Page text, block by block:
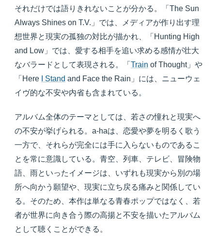
それだけでは語りきれないことが分かる。「The Sun
Always Shines on T.V.」では、メディアが作り出す理
想世界と現実の孤独の対比が描かれ、「Hunting High
and Low」では、愛する相手を追い求める感情が壮大
なバラードとして表現される。「 Train of Thought」や
「Here
I Stand and Face the Rain」には、ニューウェ
イヴ的な不安や内省も含まれている。
アルバム全体のテーマとしては、若さの憧れと現実へ
の不安が挙げられる。a-haは、恋愛や夢を明るく歌う
一方で、それらが完全には手に入らないものであるこ
とを常に意識している。青空、列車、テレビ、冒険物
語、雨といったイメージは、いずれも現実から別の場
所へ向かう願望や、現実に立ち戻る痛みと関係してい
る。そのため、本作は単なる青春ポップではなく、若
者が世界に向き合う際の高揚と不安を描いたアルバム
として聴くことができる。